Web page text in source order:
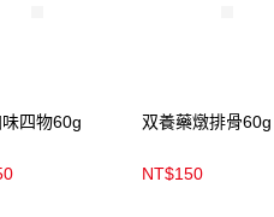
四物60g 双養藥燉排骨60g
NT$150